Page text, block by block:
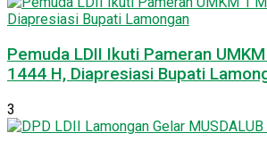
Pemuda LDII Ikuti Pameran
1444 H, Diapresiasi Bupati
3